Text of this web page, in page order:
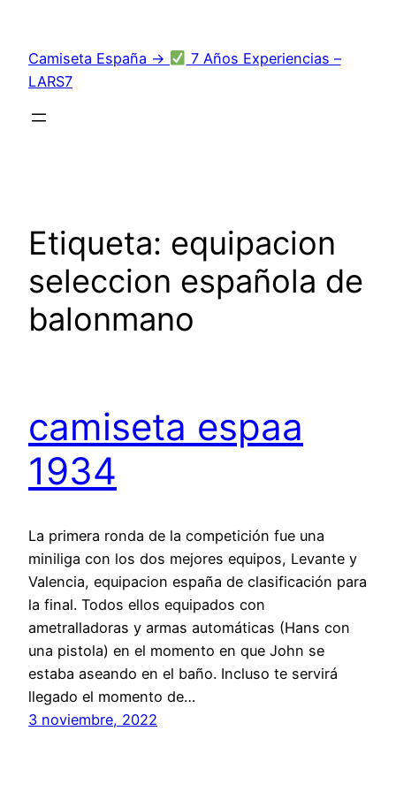
contenido
Camiseta España →
7 Años Experiencias –
LARS7
Etiqueta: equipacion
seleccion española de
balonmano
camiseta espaa
1934
La primera ronda de la competición fue una
miniliga con los dos mejores equipos, Levante y
Valencia, equipacion españa de clasificación para
la final. Todos ellos equipados con
ametralladoras y armas automáticas (Hans con
una pistola) en el momento en que John se
estaba aseando en el baño. Incluso te servirá
llegado el momento de…
3 noviembre, 2022